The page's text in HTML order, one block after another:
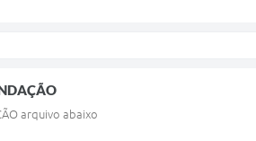
arquivo abaixo